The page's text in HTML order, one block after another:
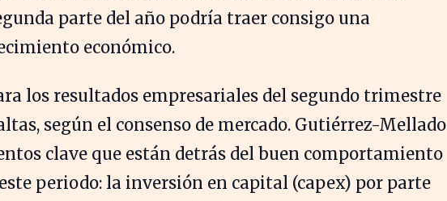
parte del año podría traer consigo una
económico.
los resultados empresariales del segundo trimestre
según el consenso de mercado. Gutiérrez-Mellado
clave que están detrás del buen comportamiento
periodo: la inversión en capital (capex) por parte